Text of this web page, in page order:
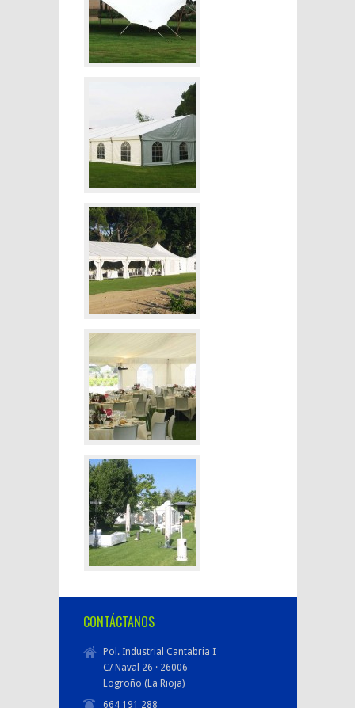
CONTÁCTANOS
Pol. Industrial Cantabria I
C/ Naval 26 · 26006
Logroño (La Rioja)
664 191 288